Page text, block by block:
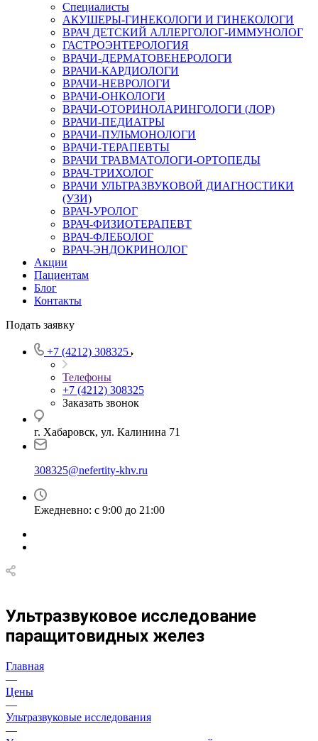
Специалисты
АКУШЕРЫ-ГИНЕКОЛОГИ И ГИНЕКОЛОГИ
ВРАЧ ДЕТСКИЙ АЛЛЕРГОЛОГ-ИММУНОЛОГ
ГАСТРОЭНТЕРОЛОГИЯ
ВРАЧИ-ДЕРМАТОВЕНЕРОЛОГИ
ВРАЧИ-КАРДИОЛОГИ
ВРАЧИ-НЕВРОЛОГИ
ВРАЧИ-ОНКОЛОГИ
ВРАЧИ-ОТОРИНОЛАРИНГОЛОГИ (ЛОР)
ВРАЧИ-ПЕДИАТРЫ
ВРАЧИ-ПУЛЬМОНОЛОГИ
ВРАЧИ-ТЕРАПЕВТЫ
ВРАЧИ ТРАВМАТОЛОГИ-ОРТОПЕДЫ
ВРАЧ-ТРИХОЛОГ
ВРАЧИ УЛЬТРАЗВУКОВОЙ ДИАГНОСТИКИ
(УЗИ)
ВРАЧ-УРОЛОГ
ВРАЧ-ФИЗИОТЕРАПЕВТ
ВРАЧ-ФЛЕБОЛОГ
ВРАЧ-ЭНДОКРИНОЛОГ
Акции
Пациентам
Блог
Контакты
Подать заявку
+7 (4212) 308325
Телефоны
+7 (4212) 308325
Заказать звонок
г. Хабаровск, ул. Калинина 71
308325@nefertity-khv.ru
Ежедневно: с 9:00 до 21:00
Ультразвуковое исследование
паращитовидных желез
Главная
—
Цены
—
Ультразвуковые исследования
—